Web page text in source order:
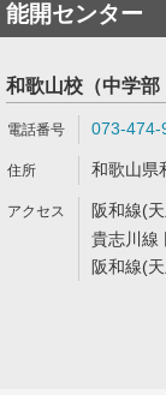
能開センター
和歌山校（中学部
073-474-
和歌山県
阪和線(
貴志川線
阪和線(